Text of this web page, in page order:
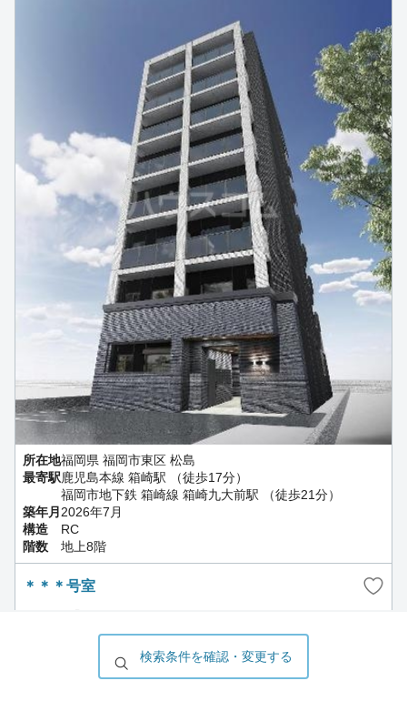
所在地福岡県 福岡市東区 松島
最寄駅鹿児島本線 箱崎駅 （徒歩17分）
福岡市地下鉄 箱崎線 箱崎九大前駅 （徒歩21分）
築年月 2026年7月
構造
RC
階数
地上8階
＊＊＊号室
1ヶ月 礼1ヶ月 保 －
償
－
検索条件を確認・変更する